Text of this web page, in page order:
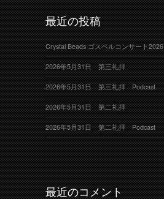
最近の投稿
Crystal Beads ゴスペルコンサート2026
2026年5月31日 第三礼拝
2026年5月31日 第三礼拝 Podcast
2026年5月31日 第二礼拝
2026年5月31日 第二礼拝 Podcast
最近のコメント